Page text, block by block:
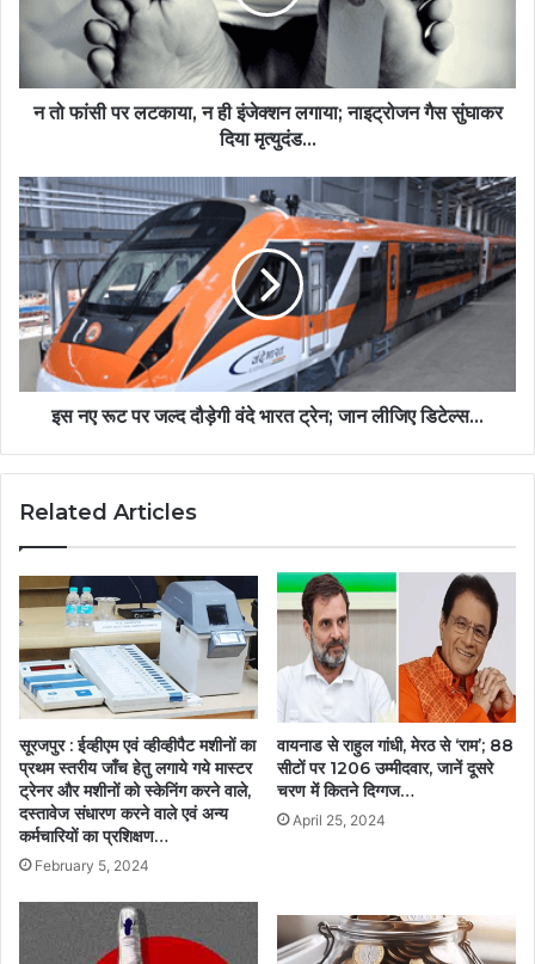
न तो फांसी पर लटकाया, न ही इंजेक्शन लगाया; नाइट्रोजन गैस सुंघाकर
दिया मृत्युदंड...
इस नए रूट पर जल्द दौड़ेगी वंदे भारत ट्रेन; जान लीजिए डिटेल्स...
Related Articles
सूरजपुर : ईव्हीएम एवं व्हीव्हीपैट मशीनों का
प्रथम स्तरीय जाँच हेतु लगाये गये मास्टर
ट्रेनर और मशीनों को स्केनिंग करने वाले,
दस्तावेज संधारण करने वाले एवं अन्य
कर्मचारियों का प्रशिक्षण…
February 5, 2024
वायनाड से राहुल गांधी, मेरठ से ‘राम’; 88
सीटों पर 1206 उम्मीदवार, जानें दूसरे
चरण में कितने दिग्गज…
April 25, 2024